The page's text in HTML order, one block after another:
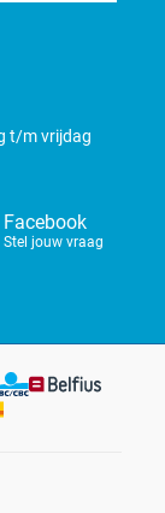
t/m vrijdag
Facebook
Stel jouw vraag